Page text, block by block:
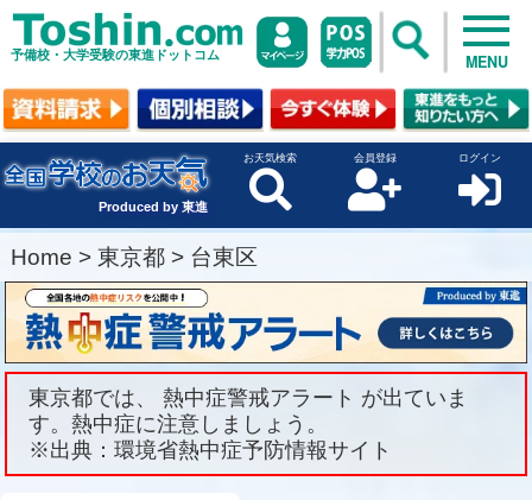
予備校・大学受験の東進ドットコム MENU
Produced by 東進
お天気検索 会員登録 ログイン
Home > 東京都 > 台東区
東京都では、 熱中症警戒アラート が出ていま
す。熱中症に注意しましょう。
※出典：環境省熱中症予防情報サイト